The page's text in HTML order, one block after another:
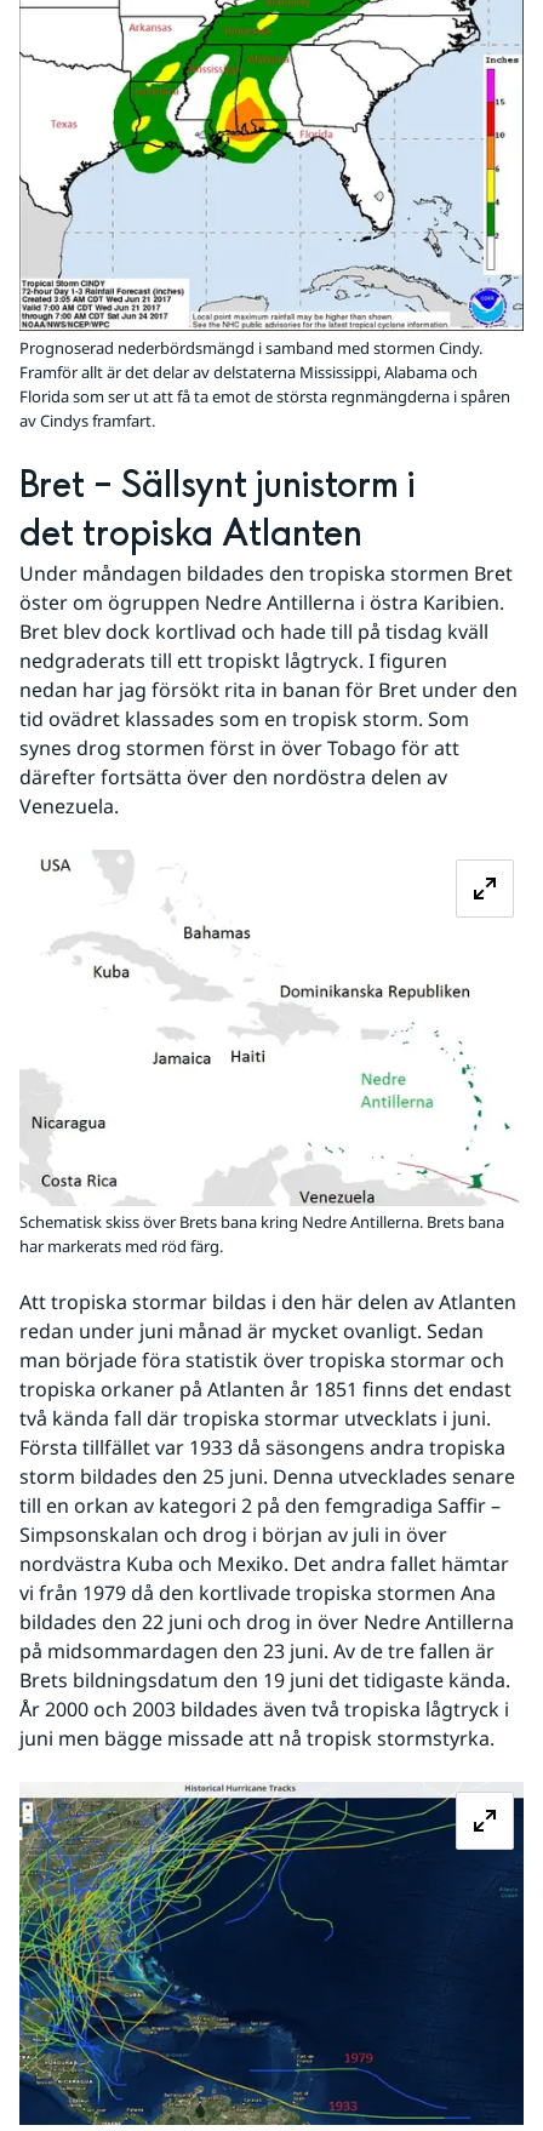
Prognoserad nederbördsmängd i samband med stormen Cindy.
Framför allt är det delar av delstaterna Mississippi, Alabama och
Florida som ser ut att få ta emot de största regnmängderna i spåren
av Cindys framfart.
Bret – Sällsynt junistorm i
det tropiska Atlanten
Under måndagen bildades den tropiska stormen Bret
öster om ögruppen Nedre Antillerna i östra Karibien.
Bret blev dock kortlivad och hade till på tisdag kväll
nedgraderats till ett tropiskt lågtryck. I figuren
nedan har jag försökt rita in banan för Bret under den
tid ovädret klassades som en tropisk storm. Som
synes drog stormen först in över Tobago för att
därefter fortsätta över den nordöstra delen av
Venezuela.
Schematisk skiss över Brets bana kring Nedre Antillerna. Brets bana
har markerats med röd färg.
Att tropiska stormar bildas i den här delen av Atlanten
redan under juni månad är mycket ovanligt. Sedan
man började föra statistik över tropiska stormar och
tropiska orkaner på Atlanten år 1851 finns det endast
två kända fall där tropiska stormar utvecklats i juni.
Första tillfället var 1933 då säsongens andra tropiska
storm bildades den 25 juni. Denna utvecklades senare
till en orkan av kategori 2 på den femgradiga Saffir –
Simpsonskalan och drog i början av juli in över
nordvästra Kuba och Mexiko. Det andra fallet hämtar
vi från 1979 då den kortlivade tropiska stormen Ana
bildades den 22 juni och drog in över Nedre Antillerna
på midsommardagen den 23 juni. Av de tre fallen är
Brets bildningsdatum den 19 juni det tidigaste kända.
År 2000 och 2003 bildades även två tropiska lågtryck i
juni men bägge missade att nå tropisk stormstyrka.